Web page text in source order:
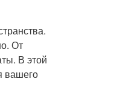
От
В этой
вашего